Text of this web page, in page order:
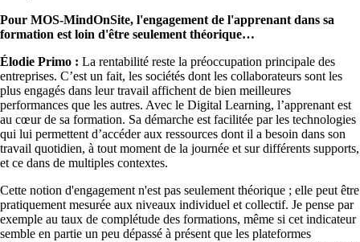
Pour MOS-MindOnSite, l'engagement de l'apprenant dans sa
formation est loin d'être seulement théorique
Élodie Primo : La rentabilité reste la préoccupation principale des
entreprises. C’est un fait, les sociétés dont les collaborateurs sont les
plus engagés dans leur travail affichent de bien meilleures
performances que les autres. Avec le Digital Learning, l’apprenant est
au cœur de sa formation. Sa démarche est facilitée par les technologies
qui lui permettent d’accéder aux ressources dont il a besoin dans son
travail quotidien, à tout moment de la journée et sur différents supports,
et ce dans de multiples contextes.
Cette notion d'engagement n'est pas seulement théorique ; elle peut être
pratiquement mesurée aux niveaux individuel et collectif. Je pense par
exemple au taux de complétude des formations, même si cet indicateur
semble en partie un peu dépassé à présent que les plateformes